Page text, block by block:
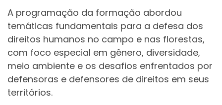
A programação da formação abordou
temáticas fundamentais para a defesa dos
direitos humanos no campo e nas florestas,
com foco especial em gênero, diversidade,
meio ambiente e os desafios enfrentados por
defensoras e defensores de direitos em seus
territórios.